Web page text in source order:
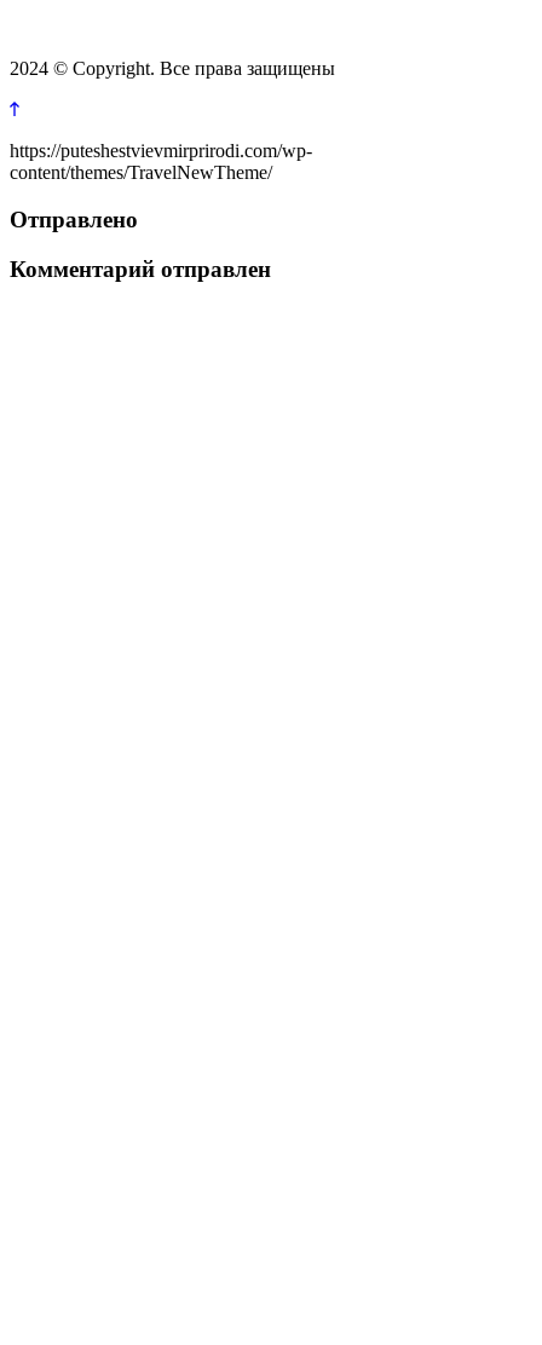
2024 © Copyright. Все права защищены
https://puteshestvievmirprirodi.com/wp-
content/themes/TravelNewTheme/
Отправлено
Комментарий отправлен